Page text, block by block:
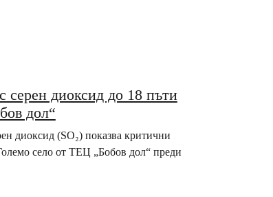
серен диоксид до 18 пъти
дол“
диоксид (SO₂) показва критични
село от ТЕЦ „Бобов дол“ преди